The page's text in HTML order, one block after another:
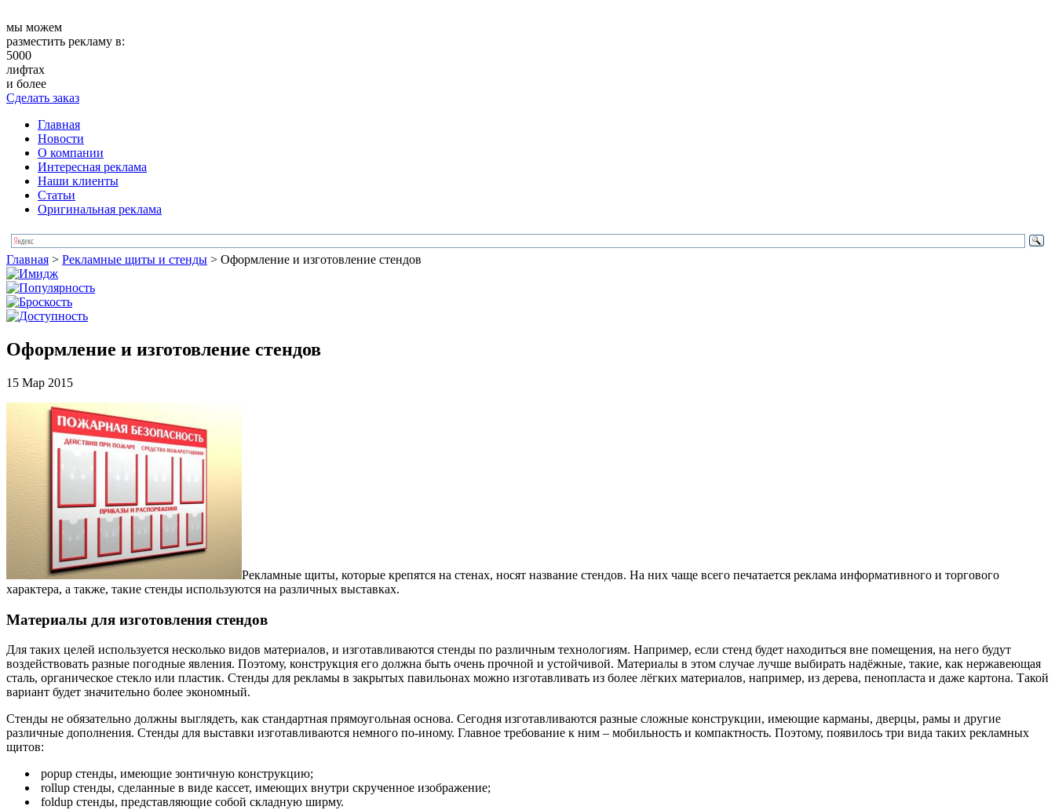
мы можем
разместить рекламу в:
5000
лифтах
и более
Сделать заказ
Главная
Новости
О компании
Интересная реклама
Наши клиенты
Статьи
Оригинальная реклама
Главная > Рекламные щиты и стенды > Оформление и изготовление стендов
Оформление и изготовление стендов
15 Мар 2015
Рекламные щиты, которые крепятся на стенах, носят название стендов. На них чаще всего печатается реклама информативного и торгового
характера, а также, такие стенды используются на различных выставках.
Материалы для изготовления стендов
Для таких целей используется несколько видов материалов, и изготавливаются стенды по различным технологиям. Например, если стенд будет находиться вне помещения, на него будут
воздействовать разные погодные явления. Поэтому, конструкция его должна быть очень прочной и устойчивой. Материалы в этом случае лучше выбирать надёжные, такие, как нержавеющая
сталь, органическое стекло или пластик. Стенды для рекламы в закрытых павильонах можно изготавливать из более лёгких материалов, например, из дерева, пенопласта и даже картона. Такой
вариант будет значительно более экономный.
Стенды не обязательно должны выглядеть, как стандартная прямоугольная основа. Сегодня изготавливаются разные сложные конструкции, имеющие карманы, дверцы, рамы и другие
различные дополнения. Стенды для выставки изготавливаются немного по-иному. Главное требование к ним – мобильность и компактность. Поэтому, появилось три вида таких рекламных
щитов:
popup стенды, имеющие зонтичную конструкцию;
rollup стенды, сделанные в виде кассет, имеющих внутри скрученное изображение;
foldup стенды, представляющие собой складную ширму.